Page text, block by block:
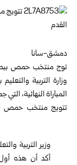
دمشق-سانا
توج منتخب حمص
وزارة التربية والتعليم
المباراة النهائية،
وزير التربية
أكد أن هذه أول